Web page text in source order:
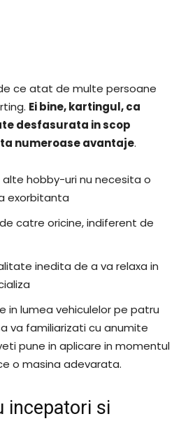
ce atat de multe persoane
Ei bine, kartingul, ca
desfasurata in scop
numeroase avantaje.
hobby-uri nu necesita o
exorbitanta
catre oricine, indiferent de
inedita de a va relaxa in
in lumea vehiculelor pe patru
va familiarizati cu anumite
pune in aplicare in momentul
o masina adevarata.
incepatori si